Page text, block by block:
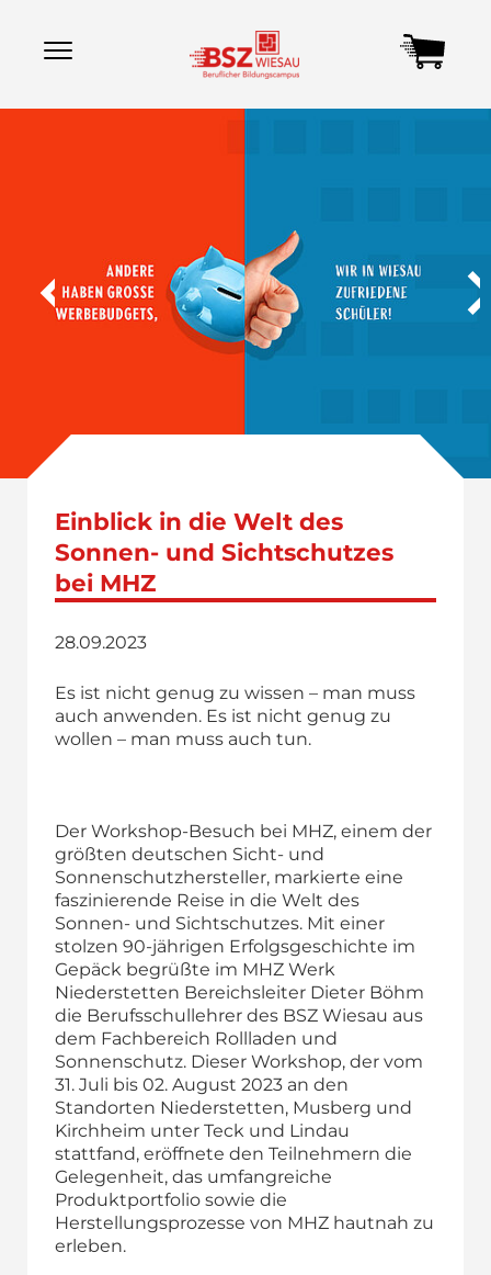
Einblick in die Welt des
Sonnen- und Sichtschutzes
bei MHZ
28.09.2023
Es ist nicht genug zu wissen – man muss
auch anwenden. Es ist nicht genug zu
wollen – man muss auch tun.
Der Workshop-Besuch bei MHZ, einem der
größten deutschen Sicht- und
Sonnenschutzhersteller, markierte eine
faszinierende Reise in die Welt des
Sonnen- und Sichtschutzes. Mit einer
stolzen 90-jährigen Erfolgsgeschichte im
Gepäck begrüßte im MHZ Werk
Niederstetten Bereichsleiter Dieter Böhm
die Berufsschullehrer des BSZ Wiesau aus
dem Fachbereich Rollladen und
Sonnenschutz. Dieser Workshop, der vom
31. Juli bis 02. August 2023 an den
Standorten Niederstetten, Musberg und
Kirchheim unter Teck und Lindau
stattfand, eröffnete den Teilnehmern die
Gelegenheit, das umfangreiche
Produktportfolio sowie die
Herstellungsprozesse von MHZ hautnah zu
erleben.